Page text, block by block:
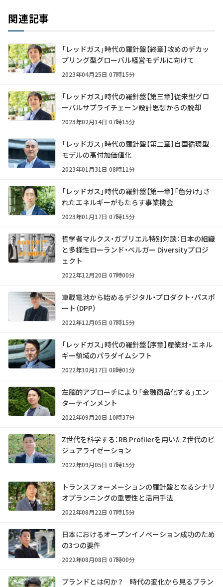
関連記事
「レッドガス」時代の羅針盤【終章】攻めのデカッ
プリング型グローバル経営モデルに向けて
2023年04月25日 07時15分
「レッドガス」時代の羅針盤【第三章】従来型グロ
ーバルサプライチェーン設計思想からの脱却
2023年02月14日 07時15分
「レッドガス」時代の羅針盤【第二章】自国循環型
モデルの高付加価値化
2023年01月31日 08時11分
「レッドガス」時代の羅針盤【第一章】「色分け」さ
れたエネルギーがもたらす事業機会
2023年01月17日 07時15分
哲学者マルクス・ガブリエル特別対談：日本の組織
と多様性――ローランド・ベルガー Diversityプロジ
ェクト
2022年12月20日 07時00分
車載電池から始めるデジタル・プロダクト・パスポ
ート（DPP）
2022年12月05日 07時15分
「レッドガス」時代の羅針盤【序章】――産業財・エネル
ギー領域のパラダイムシフト
2022年10月17日 08時01分
左脳的アプローチにより「金融商品化する」エン
ターテインメント
2022年09月20日 10時37分
Z世代を科学する：RB Profilerを用いたZ世代のビ
ジュアライゼーション
2022年09月05日 07時15分
トランスフォーメーションの羅針盤となるシナリ
オプランニングの重要性と活用手法
2022年08月22日 07時15分
日本におけるオープンイノベーション成功のため
の3つの要件
2022年08月08日 07時00分
ブランドとは何か？ 時代の変化から見るブラン